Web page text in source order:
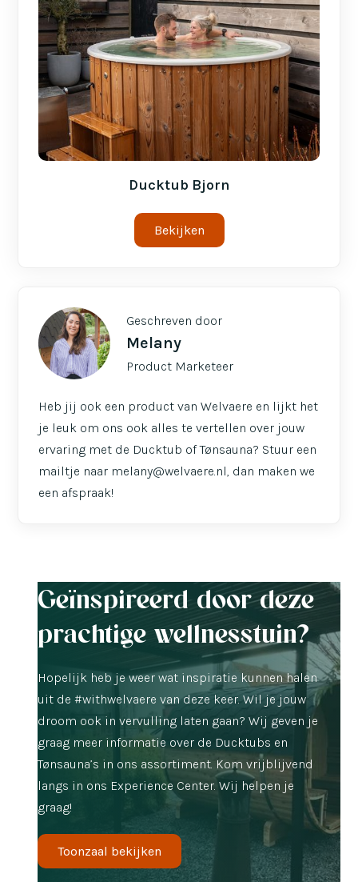
Ducktub Bjorn
Bekijken
Geschreven door
Melany
Product Marketeer
Heb jij ook een product van Welvaere en lijkt het
je leuk om ons ook alles te vertellen over jouw
ervaring met de Ducktub of Tønsauna? Stuur een
mailtje naar melany@welvaere.nl, dan maken we
een afspraak!
Geïnspireerd door deze
prachtige wellnesstuin?
Hopelijk heb je weer wat inspiratie kunnen halen
uit de #withwelvaere van deze keer. Wil je jouw
droom ook in vervulling laten gaan? Wij geven je
graag meer informatie over de Ducktubs en
Tønsauna’s in ons assortiment. Kom vrijblijvend
langs in ons Experience Center. Wij helpen je
graag!
Toonzaal bekijken